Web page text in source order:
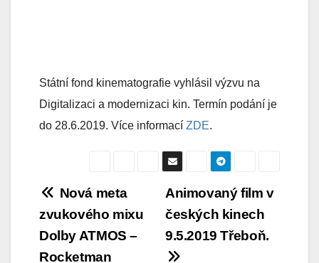
Státní fond kinematografie vyhlásil výzvu na
Digitalizaci a modernizaci kin. Termín podání je
do 28.6.2019. Více informací ZDE.
Navigace
pro
příspěvek
Animovaný film v
českých kinech
9.5.2019 Třeboň.
Nová meta
zvukového mixu
Dolby ATMOS –
Rocketman